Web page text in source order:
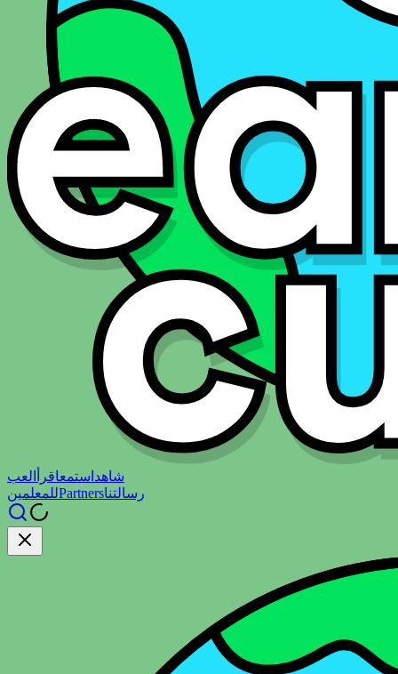
شاهد استمعاقرأ
العب
للمعلمينPartnersرسالتنا